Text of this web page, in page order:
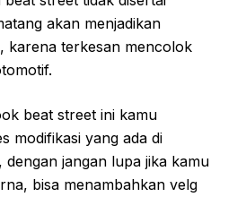
akan menjadikan
karena terkesan mencolok
beat street ini kamu
modifikasi yang ada di
jangan lupa jika kamu
bisa menambahkan velg